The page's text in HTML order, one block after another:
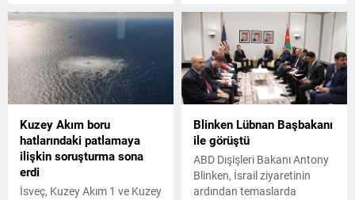
ana kampa geri getirmek
zorunda kalacaklarını
söyledi.
Shem’in annesi gözyaşlarına
boğuldu
Kuzey Akım boru
hatlarındaki patlamaya
ilişkin soruşturma sona
erdi
İsveç, Kuzey Akım 1 ve Kuzey
Blinken Lübnan Başbakanı
ile görüştü
ABD Dışişleri Bakanı Antony
Blinken, İsrail ziyaretinin
ardından temaslarda